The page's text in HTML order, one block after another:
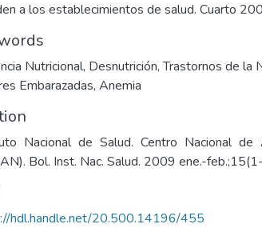
a los establecimientos de salud. Cuarto
Nutricional, Desnutrición,Trastornos de la
Embarazadas, Anemia
Nacional de Salud. Centro Nacional de
Bol. Inst. Nac. Salud. 2009 ene.-
hdl.handle.net/20.500.14196/455